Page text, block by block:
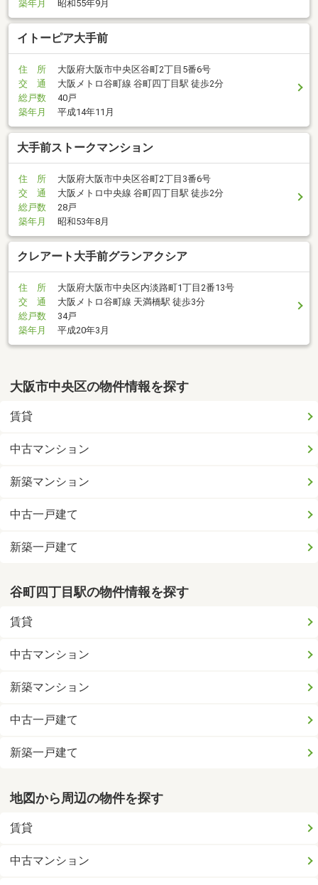
築年月 昭和55年9月
イトーピア大手前
住 所
大阪府大阪市中央区谷町2丁目5番6号
交 通
大阪メトロ谷町線 谷町四丁目駅 徒歩2分
総戸数
40戸
築年月
平成14年11月
大手前ストークマンション
住 所
大阪府大阪市中央区谷町2丁目3番6号
交 通
大阪メトロ中央線 谷町四丁目駅 徒歩2分
総戸数
28戸
築年月
昭和53年8月
クレアート大手前グランアクシア
住 所
大阪府大阪市中央区内淡路町1丁目2番13号
交 通
大阪メトロ谷町線 天満橋駅 徒歩3分
総戸数
34戸
築年月
平成20年3月
大阪市中央区の物件情報を探す
賃貸
中古マンション
新築マンション
中古一戸建て
新築一戸建て
谷町四丁目駅の物件情報を探す
賃貸
中古マンション
新築マンション
中古一戸建て
新築一戸建て
地図から周辺の物件を探す
賃貸
中古マンション